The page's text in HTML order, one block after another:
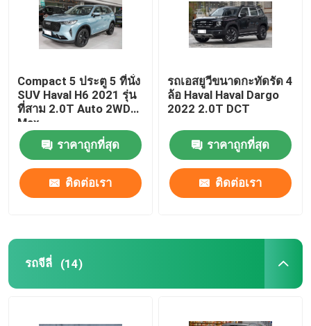
รถยนต์ไฟฟ้าโตโยต้า
รถยนต์ฮอนด้า EV
รถโฟล์คสวาเกน EV
Dongfeng รถยนต์ไฟฟ้า
รถบรรทุกสินค้าหนัก
รถยนต์ไฟฟ้า VOYAH
Compact 5 ประตู 5 ที่นั่ง
SUV Haval H6 2021 รุ่น
ที่สาม 2.0T Auto 2WD
Max
ราคาถูกที่สุด
ติดต่อเรา
รถเอสยูวีขนาดกะทัดรัด 4
ล้อ Haval Haval Dargo
2022 2.0T DCT
ราคาถูกที่สุด
ติดต่อเรา
รถจีลี่ (14)